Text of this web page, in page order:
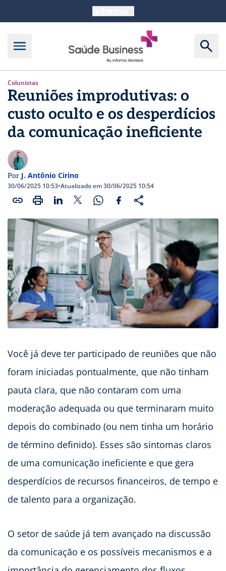
Colunistas
Reuniões improdutivas: o
custo oculto e os desperdícios
da comunicação ineficiente
Por J. Antônio Cirino
30/06/2025 10:53•Atualizado em 30/06/2025 10:54
Você já deve ter participado de reuniões que não
foram iniciadas pontualmente, que não tinham
pauta clara, que não contaram com uma
moderação adequada ou que terminaram muito
depois do combinado (ou nem tinha um horário
de término definido). Esses são sintomas claros
de uma comunicação ineficiente e que gera
desperdícios de recursos financeiros, de tempo e
de talento para a organização.
O setor de saúde já tem avançado na discussão
da comunicação e os possíveis mecanismos e a